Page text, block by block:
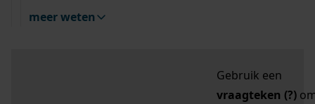
meer weten
Gebruik een
vraagteken (?)